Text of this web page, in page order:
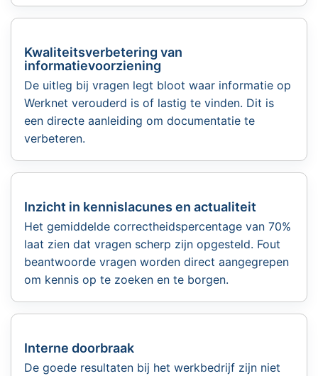
Kwaliteitsverbetering van
informatievoorziening
De uitleg bij vragen legt bloot waar informatie op
Werknet verouderd is of lastig te vinden. Dit is
een directe aanleiding om documentatie te
verbeteren.
Inzicht in kennislacunes en actualiteit
Het gemiddelde correctheids­percentage van 70%
laat zien dat vragen scherp zijn opgesteld. Fout
beantwoorde vragen worden direct aangegrepen
om kennis op te zoeken en te borgen.
Interne doorbraak
De goede resultaten bij het werkbedrijf zijn niet